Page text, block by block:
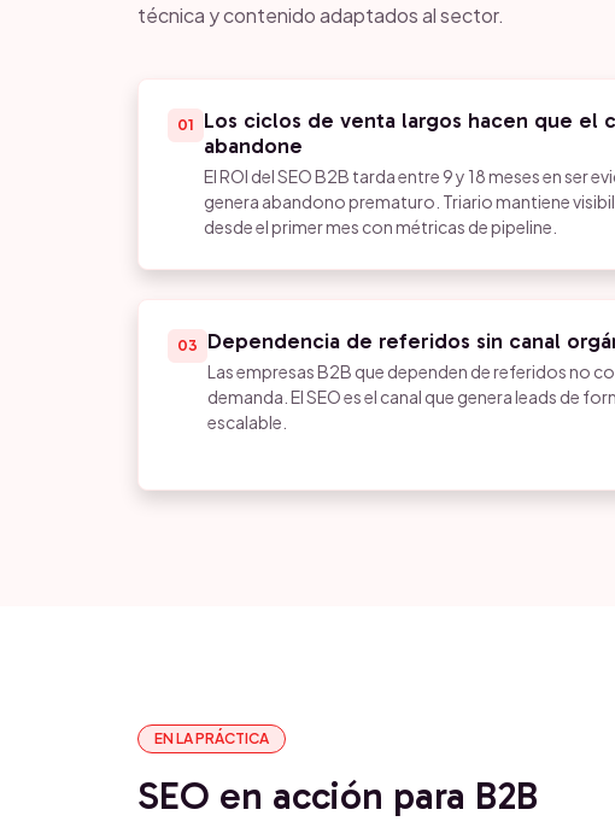
técnica y contenido adaptados al sector.
01
Los ciclos de venta largos hacen que el
abandone
El ROI del SEO B2B tarda entre 9 y 18 meses en ser
genera abandono prematuro. Triario mantiene
desde el primer mes con métricas de pipeline.
03 Dependencia de referidos sin canal
Las empresas B2B que dependen de referidos no
demanda. El SEO es el canal que genera leads de
escalable.
EN LA PRÁCTICA
SEO en acción para B2B